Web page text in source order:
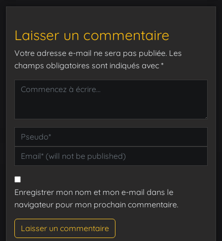
Laisser un commentaire
Votre adresse e-mail ne sera pas publiée. Les
champs obligatoires sont indiqués avec *
Enregistrer mon nom et mon e-mail dans le
navigateur pour mon prochain commentaire.